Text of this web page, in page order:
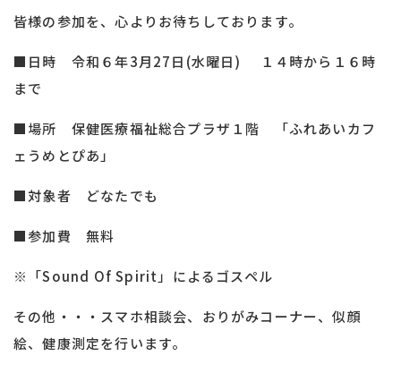
皆様の参加を、心よりお待ちしております。
■日時 令和６年3月27日(水曜日) １４時から１６時
まで
■場所 保健医療福祉総合プラザ１階 「ふれあいカフ
ェうめとぴあ」
■対象者 どなたでも
■参加費 無料
※「Sound Of Spirit」によるゴスペル
その他・・・スマホ相談会、おりがみコーナー、似顔
絵、健康測定を行います。